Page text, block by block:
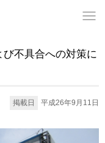
不具合への対策に
掲載日 平成26年9月11日